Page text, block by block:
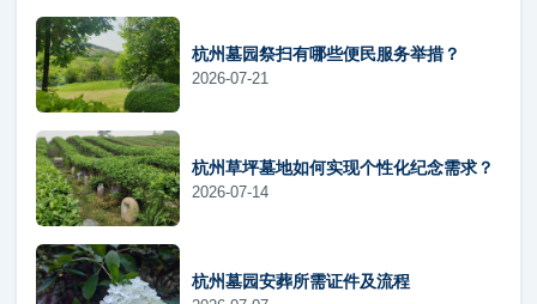
杭州墓园祭扫有哪些便民服务举措？
2026-07-21
杭州草坪墓地如何实现个性化纪念需求？
2026-07-14
杭州墓园安葬所需证件及流程